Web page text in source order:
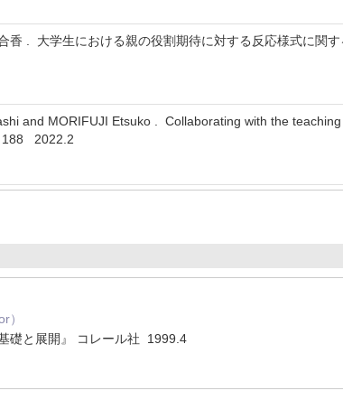
香 . 大学生における親の役割期待に対する反応様式に
and MORIFUJI Etsuko . Collaborating with the
2022.2
）
礎と展開』 コレール社 1999.4